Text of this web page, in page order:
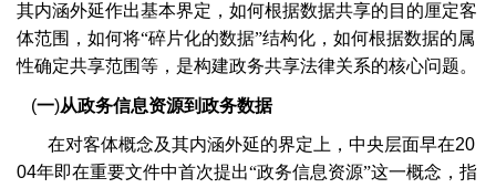
其内涵外延作出基本界定，如何根据数据共享的目的厘定客
体范围，如何将“碎片化的数据”结构化，如何根据数据的属
性确定共享范围等，是构建政务共享法律关系的核心问题。
(一)从政务信息资源到政务数据
在对客体概念及其内涵外延的界定上，中央层面早在20
04年即在重要文件中首次提出“政务信息资源”这一概念，指